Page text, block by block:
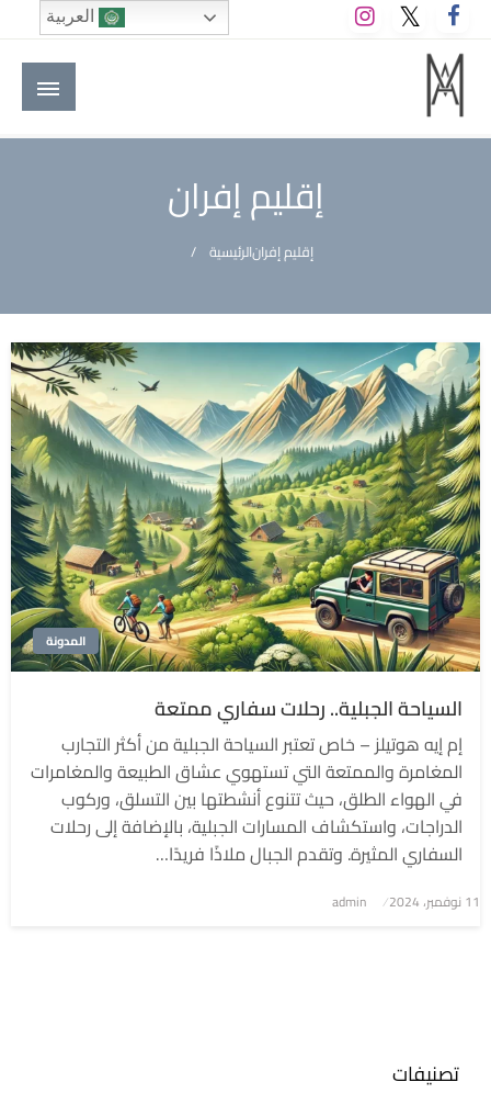
التخطي
إلى
المحتوى
M A hotels | إم ايه هوتيلز
الموقع الأول للعاملين في الفنادق في العالم العربي
إقليم إفران
الرئيسيةإقليم إفران
المدونة
السياحة الجبلية.. رحلات سفاري ممتعة
إم إيه هوتيلز – خاص تعتبر السياحة الجبلية من أكثر التجارب
المغامرة والممتعة التي تستهوي عشاق الطبيعة والمغامرات
في الهواء الطلق، حيث تتنوع أنشطتها بين التسلق، وركوب
الدراجات، واستكشاف المسارات الجبلية، بالإضافة إلى رحلات
السفاري المثيرة. وتقدم الجبال ملاذًا فريدًا…
نُشر
11 نوفمبر، 2024 admin
تصنيفات
العربية